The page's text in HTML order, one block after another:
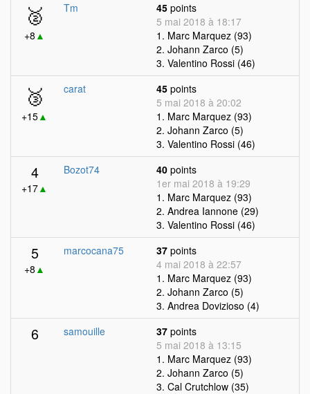
🥈
+8 ▲
Tm 45 points
5 mai 2018 à 18:17
1. Marc Marquez (93)
2. Johann Zarco (5)
3. Valentino Rossi (46)
🥉
+15▲
carat 45 points
5 mai 2018 à 20:02
1. Marc Marquez (93)
2. Johann Zarco (5)
3. Valentino Rossi (46)
4
+17▲
Bozot74 40 points
1er mai 2018 à 19:29
1. Marc Marquez (93)
2. Andrea Iannone (29)
3. Valentino Rossi (46)
5
+8 ▲
marcocana75 37 points
4 mai 2018 à 22:57
1. Marc Marquez (93)
2. Johann Zarco (5)
3. Andrea Dovizioso (4)
6 samouille 37 points
5 mai 2018 à 13:15
1. Marc Marquez (93)
2. Johann Zarco (5)
3. Cal Crutchlow (35)